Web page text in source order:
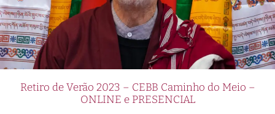
Retiro de Verão 2023 – CEBB Caminho do Meio –
ONLINE e PRESENCIAL